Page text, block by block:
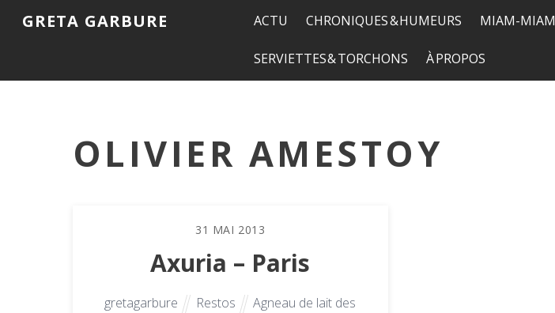
GRETA GARBURE ACTU CHRONIQUES & HUMEURS MIAM-MIAM
SERVIETTES & TORCHONS À PROPOS
OLIVIER AMESTOY
31 MAI 2013
Axuria – Paris
gretagarbure Restos
Agneau de lait des